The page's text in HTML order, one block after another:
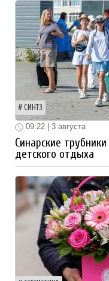
СИНТЗ
09:22 | 3 августа
Синарские
детского отдыха